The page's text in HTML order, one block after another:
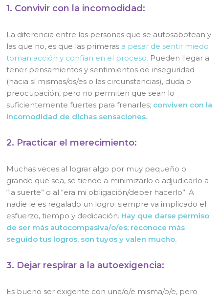
1. Convivir con la incomodidad:
La diferencia entre las personas que se autosabotean y
las que no, es que las primeras a pesar de sentir miedo
toman acción y confían en el proceso. Pueden llegar a
tener pensamientos y sentimientos de inseguridad
(hacia sí mismas/os/es o las circunstancias), duda o
preocupación, pero no permiten que sean lo
suficientemente fuertes para frenarles; conviven con la
incomodidad de dichas sensaciones.
2. Practicar el merecimiento:
Muchas veces al lograr algo por muy pequeño o
grande que sea, se tiende a minimizarlo o adjudicarlo a
“la suerte” o al “era mi obligación/deber hacerlo”. A
nadie le es regalado un logro; siempre va implicado el
esfuerzo, tiempo y dedicación. Hay que darse permiso
de ser más autocompasiva/o/es; reconoce más
seguido tus logros, son tuyos y valen mucho.
3. Dejar respirar a la autoexigencia:
Es bueno ser exigente con una/o/e misma/o/e, pero